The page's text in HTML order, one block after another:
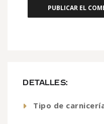
DETALLES:
Tipo de